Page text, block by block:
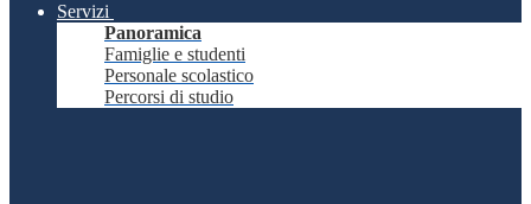
Servizi
Panoramica
Famiglie e studenti
Personale scolastico
Percorsi di studio